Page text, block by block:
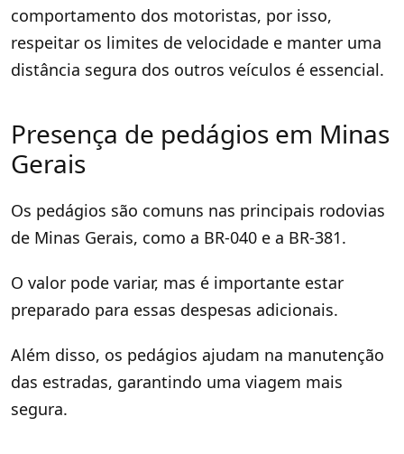
comportamento dos motoristas, por isso,
respeitar os limites de velocidade e manter uma
distância segura dos outros veículos é essencial.
Presença de pedágios em Minas
Gerais
Os pedágios são comuns nas principais rodovias
de Minas Gerais, como a BR-040 e a BR-381.
O valor pode variar, mas é importante estar
preparado para essas despesas adicionais.
Além disso, os pedágios ajudam na manutenção
das estradas, garantindo uma viagem mais
segura.